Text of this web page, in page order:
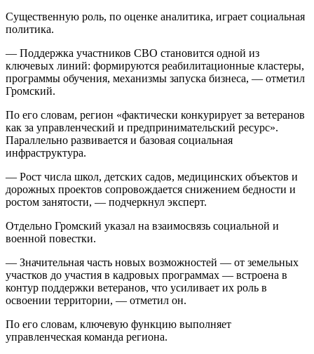
Существенную роль, по оценке аналитика, играет социальная
политика.
— Поддержка участников СВО становится одной из
ключевых линий: формируются реабилитационные кластеры,
программы обучения, механизмы запуска бизнеса, — отметил
Громский.
По его словам, регион «фактически конкурирует за ветеранов
как за управленческий и предпринимательский ресурс».
Параллельно развивается и базовая социальная
инфраструктура.
— Рост числа школ, детских садов, медицинских объектов и
дорожных проектов сопровождается снижением бедности и
ростом занятости, — подчеркнул эксперт.
Отдельно Громский указал на взаимосвязь социальной и
военной повестки.
— Значительная часть новых возможностей — от земельных
участков до участия в кадровых программах — встроена в
контур поддержки ветеранов, что усиливает их роль в
освоении территории, — отметил он.
По его словам, ключевую функцию выполняет
управленческая команда региона.